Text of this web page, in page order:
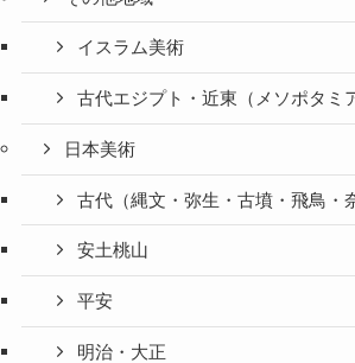
イスラム美術
古代エジプト・近東（メソポタミ
日本美術
古代（縄文・弥生・古墳・飛鳥・
安土桃山
平安
明治・大正